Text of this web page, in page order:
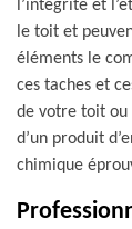
l’intégrité et
le toit et
éléments le
ces taches et
de votre toit ou
d’un produit
chimique